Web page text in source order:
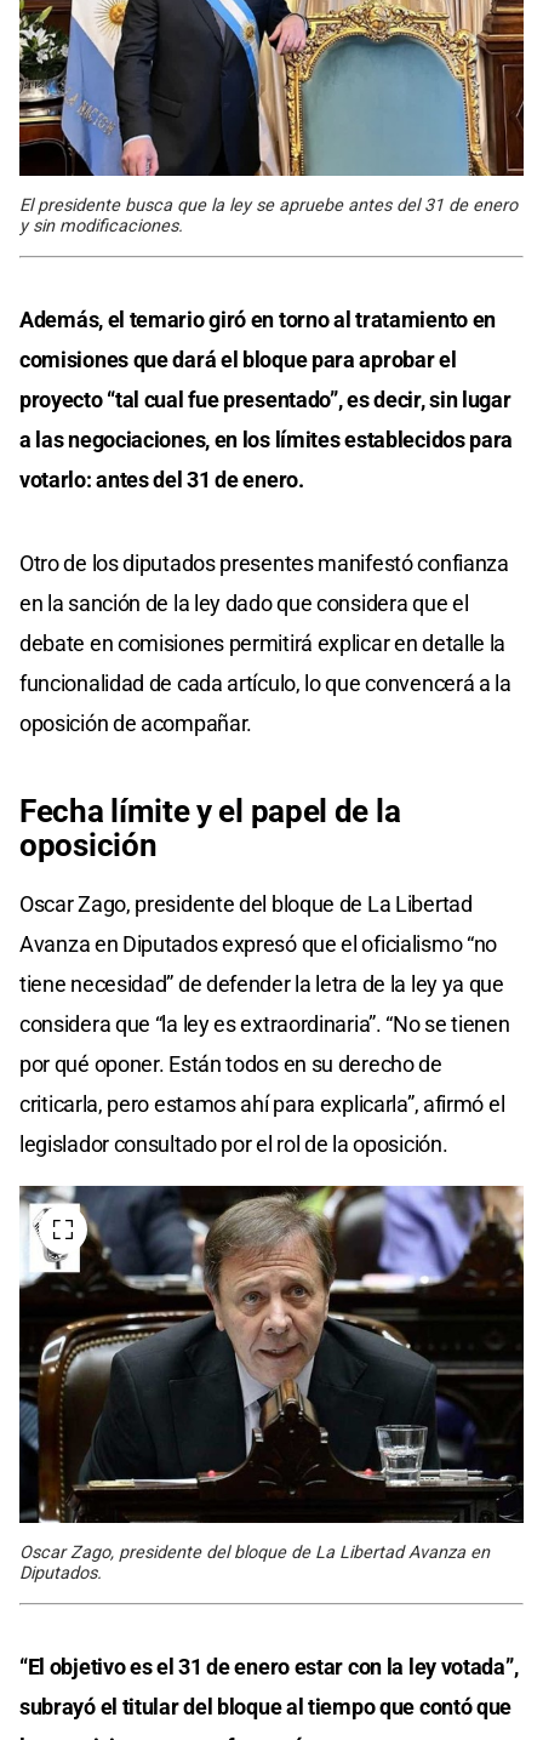
El presidente busca que la ley se apruebe antes del 31 de enero
y sin modificaciones.
Además, el temario giró en torno al tratamiento en
comisiones que dará el bloque para aprobar el
proyecto “tal cual fue presentado”, es decir, sin lugar
a las negociaciones, en los límites establecidos para
votarlo: antes del 31 de enero.
Otro de los diputados presentes manifestó confianza
en la sanción de la ley dado que considera que el
debate en comisiones permitirá explicar en detalle la
funcionalidad de cada artículo, lo que convencerá a la
oposición de acompañar.
Fecha límite y el papel de la
oposición
Oscar Zago, presidente del bloque de La Libertad
Avanza en Diputados expresó que el oficialismo “no
tiene necesidad” de defender la letra de la ley ya que
considera que “la ley es extraordinaria”. “No se tienen
por qué oponer. Están todos en su derecho de
criticarla, pero estamos ahí para explicarla”, afirmó el
legislador consultado por el rol de la oposición.
Oscar Zago, presidente del bloque de La Libertad Avanza en
Diputados.
“El objetivo es el 31 de enero estar con la ley votada”,
subrayó el titular del bloque al tiempo que contó que